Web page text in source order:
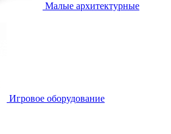
Малые архитектурные
Игровое оборудование